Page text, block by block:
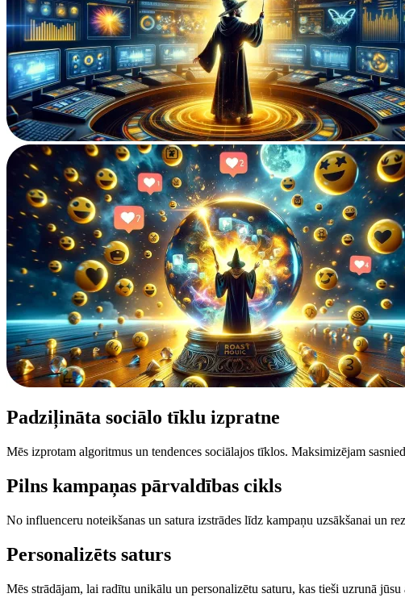
Padziļināta sociālo tīklu izpratne
Mēs izprotam algoritmus un tendences sociālajos tīklos. Maksimizējam
Pilns kampaņas pārvaldības cikls
No influenceru noteikšanas un satura izstrādes līdz kampaņu uzsākšanai un
Personalizēts saturs
Mēs strādājam, lai radītu unikālu un personalizētu saturu, kas tieši uzrunā